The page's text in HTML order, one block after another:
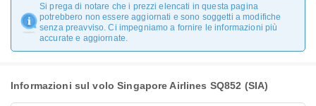
Si prega di notare che i prezzi elencati in questa pagina
potrebbero non essere aggiornati e sono soggetti a modifiche
senza preavviso. Ci impegniamo a fornire le informazioni più
accurate e aggiornate.
Informazioni sul volo Singapore Airlines SQ852 (SIA)